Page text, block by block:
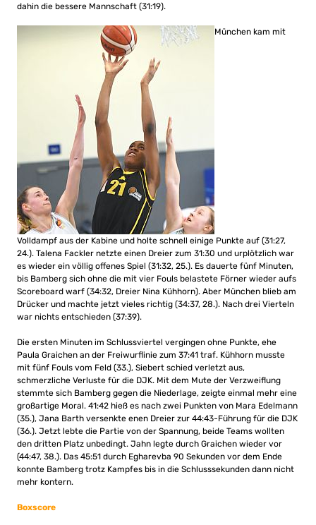
dahin die bessere Mannschaft (31:19).
München kam mit
Volldampf aus der Kabine und holte schnell einige Punkte auf (31:27,
24.). Talena Fackler netzte einen Dreier zum 31:30 und urplötzlich war
es wieder ein völlig offenes Spiel (31:32, 25.). Es dauerte fünf Minuten,
bis Bamberg sich ohne die mit vier Fouls belastete Förner wieder aufs
Scoreboard warf (34:32, Dreier Nina Kühhorn). Aber München blieb am
Drücker und machte jetzt vieles richtig (34:37, 28.). Nach drei Vierteln
war nichts entschieden (37:39).
Die ersten Minuten im Schlussviertel vergingen ohne Punkte, ehe
Paula Graichen an der Freiwurflinie zum 37:41 traf. Kühhorn musste
mit fünf Fouls vom Feld (33.), Siebert schied verletzt aus,
schmerzliche Verluste für die DJK. Mit dem Mute der Verzweiflung
stemmte sich Bamberg gegen die Niederlage, zeigte einmal mehr eine
großartige Moral. 41:42 hieß es nach zwei Punkten von Mara Edelmann
(35.), Jana Barth versenkte enen Dreier zur 44:43-Führung für die DJK
(36.). Jetzt lebte die Partie von der Spannung, beide Teams wollten
den dritten Platz unbedingt. Jahn legte durch Graichen wieder vor
(44:47, 38.). Das 45:51 durch Egharevba 90 Sekunden vor dem Ende
konnte Bamberg trotz Kampfes bis in die Schlusssekunden dann nicht
mehr kontern.
Boxscore